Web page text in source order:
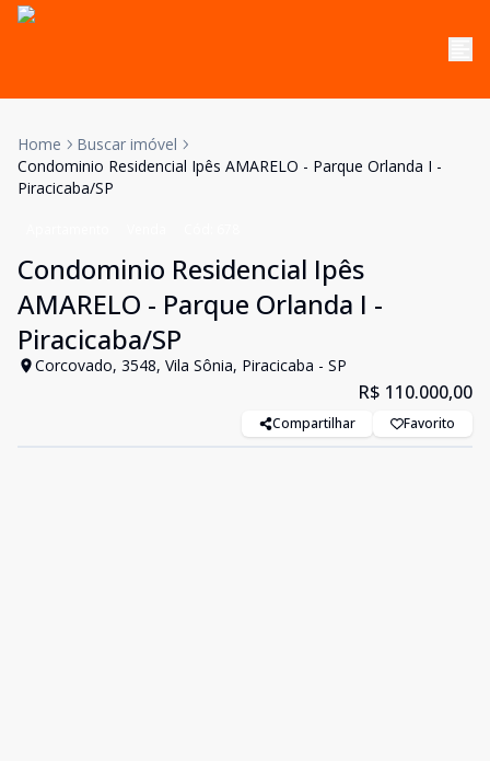
Home
Buscar imóvel
Condominio Residencial Ipês AMARELO - Parque Orlanda I -
Piracicaba/SP
Condominio Residencial Ipês
AMARELO - Parque Orlanda I -
Piracicaba/SP
Corcovado, 3548, Vila Sônia, Piracicaba - SP
R$ 110.000,00
Compartilhar Favorito